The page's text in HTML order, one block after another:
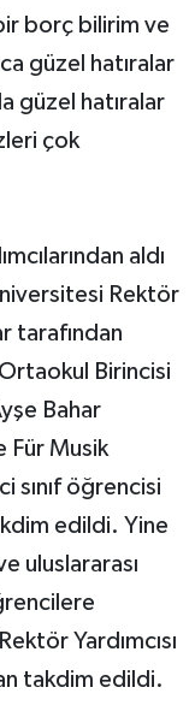
borç bilirim ve
güzel hatıralar
güzel hatıralar
çok
aldı
Rektör
tarafından
Birincisi
Bahar
Für Musik
sınıf öğrencisi
edildi. Yine
uluslararası
Yardımcısı
takdim edildi.